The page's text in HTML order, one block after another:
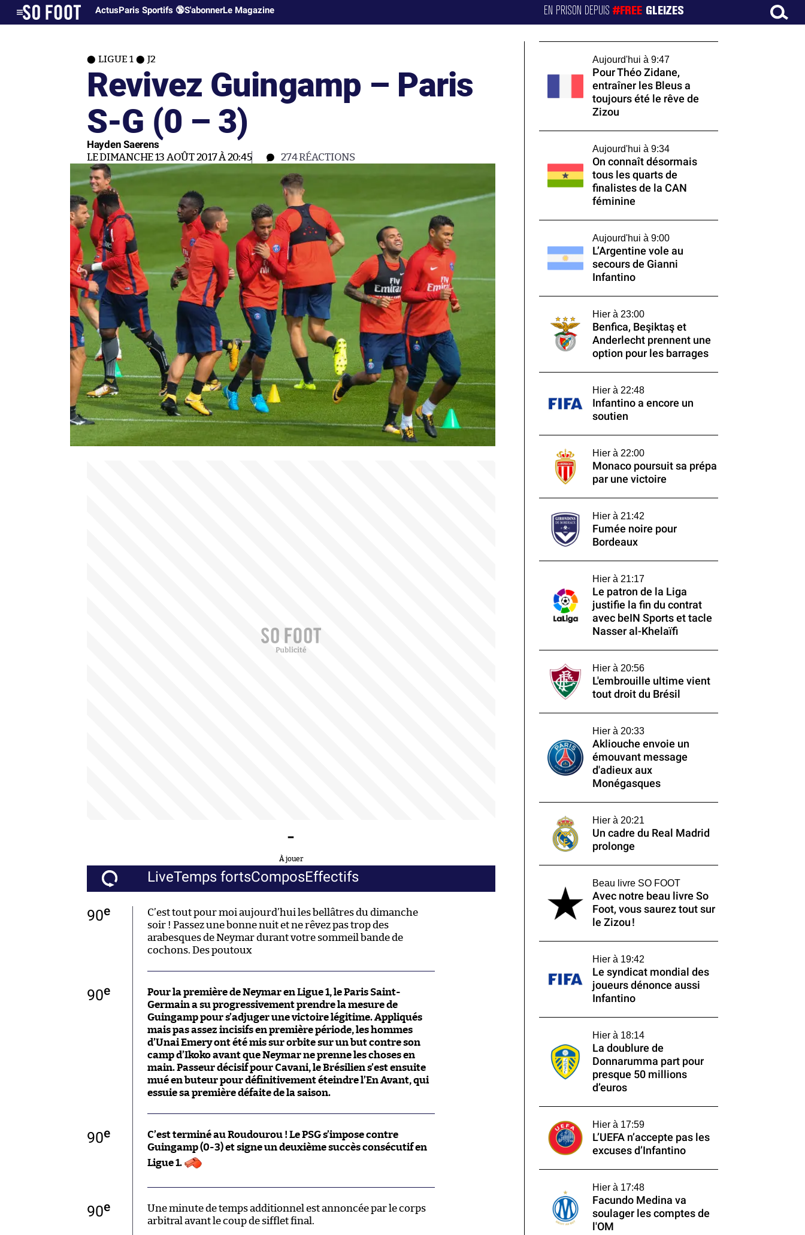
ActusParis Sportifs 🔞S'abonnerLe Magazine EN PRISON DEPUIS#FREE GLEIZES
LIGUE 1 J2
Revivez Guingamp – Paris
S-G (0 – 3)
Hayden Saerens
LE DIMANCHE 13 AOÛT 2017 À 20:45 274RÉACTIONS
-
À jouer
LiveTemps fortsComposEffectifs
90e
C’est tout pour moi aujourd’hui les bellâtres du dimanche
soir ! Passez une bonne nuit et ne rêvez pas trop des
arabesques de Neymar durant votre sommeil bande de
cochons. Des poutoux
90e
Pour la première de Neymar en Ligue 1, le Paris Saint-
Germain a su progressivement prendre la mesure de
Guingamp pour s’adjuger une victoire légitime. Appliqués
mais pas assez incisifs en première période, les hommes
d’Unai Emery ont été mis sur orbite sur un but contre son
camp d’Ikoko avant que Neymar ne prenne les choses en
main. Passeur décisif pour Cavani, le Brésilien s’est ensuite
mué en buteur pour définitivement éteindre l’En Avant, qui
essuie sa première défaite de la saison.
90e
C’est terminé au Roudourou ! Le PSG s’impose contre
Guingamp (0-3) et signe un deuxième succès consécutif en
Ligue 1.
90e
Une minute de temps additionnel est annoncée par le corps
arbitral avant le coup de sifflet final.
Aujourd'hui à 9:47
Pour Théo Zidane,
entraîner les Bleus a
toujours été le rêve de
Zizou
Aujourd'hui à 9:34
On connaît désormais
tous les quarts de
finalistes de la CAN
féminine
Aujourd'hui à 9:00
L’Argentine vole au
secours de Gianni
Infantino
Hier à 23:00
Benfica, Beşiktaş et
Anderlecht prennent une
option pour les barrages
Hier à 22:48
Infantino a encore un
soutien
Hier à 22:00
Monaco poursuit sa prépa
par une victoire
Hier à 21:42
Fumée noire pour
Bordeaux
Hier à 21:17
Le patron de la Liga
justifie la fin du contrat
avec beIN Sports et tacle
Nasser al-Khelaïfi
Hier à 20:56
L'embrouille ultime vient
tout droit du Brésil
Hier à 20:33
Akliouche envoie un
émouvant message
d'adieux aux
Monégasques
Hier à 20:21
Un cadre du Real Madrid
prolonge
Beau livre SO FOOT
Avec notre beau livre So
Foot, vous saurez tout sur
le Zizou !
Hier à 19:42
Le syndicat mondial des
joueurs dénonce aussi
Infantino
Hier à 18:14
La doublure de
Donnarumma part pour
presque 50 millions
d’euros
Hier à 17:59
L’UEFA n’accepte pas les
excuses d’Infantino
Hier à 17:48
Facundo Medina va
soulager les comptes de
l'OM